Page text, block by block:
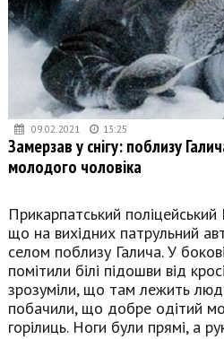
09.02.2021 13:25
Замерзав у снігу: поблизу
молодого чоловіка
Прикарпатський
що на вихідних патрульний
селом поблизу Галича. У
помітили білі підошви від
зрозуміли, що там лежить
побачили, що добре одітий
горілиць. Ноги були прямі, а